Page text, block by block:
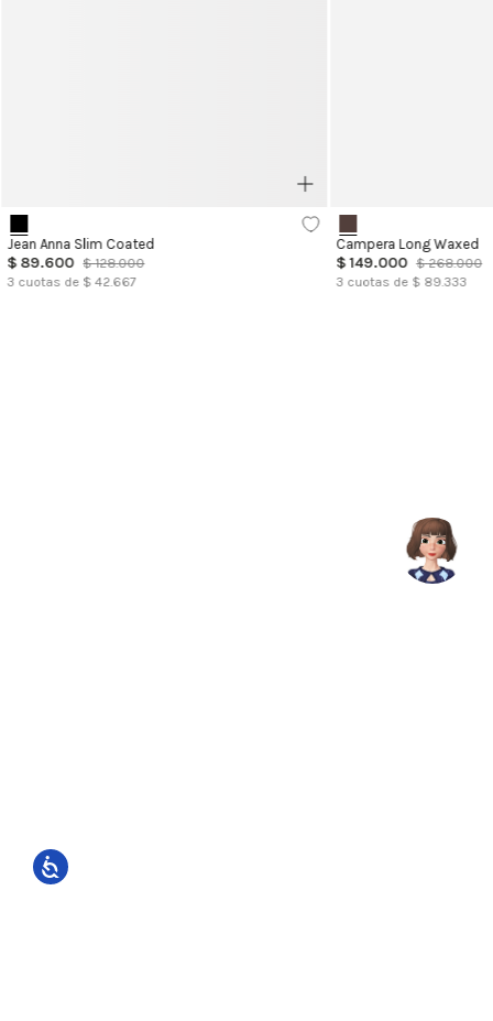
Jean Anna Slim Coated
$ 89.600 $ 128.000
3 cuotas de $ 42.667
Campera Long Waxed
$149.000 $ 268.000
3 cuotas de $ 89.333